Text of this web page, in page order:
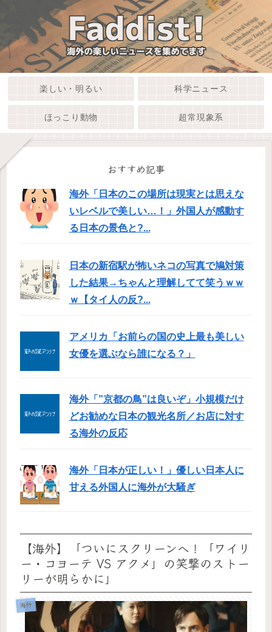
楽しい・明るい 科学ニュース
ほっこり動物 超常現象系
おすすめ記事
海外「日本のこの場所は現実とは思えな
いレベルで美しい…！」外国人が感動す
る日本の景色と?...
日本の新宿駅が怖いネコの写真で鳩対策
した結果→ちゃんと理解してて笑うｗｗ
ｗ【タイ人の反?...
アメリカ「お前らの国の史上最も美しい
女優を選ぶなら誰になる？」
海外「”京都の鳥”は良いぞ」小規模だけ
どお勧めな日本の観光名所／お店に対す
る海外の反応
海外「日本が正しい！」優しい日本人に
甘える外国人に海外が大騒ぎ
【海外】「ついにスクリーンへ！「ワイリ
ー・コヨーテ VS アクメ」の笑撃のストー
リーが明らかに」
海外